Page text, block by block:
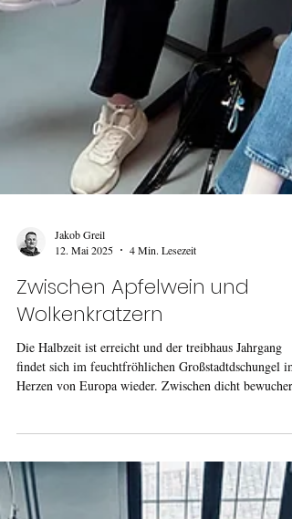
Jakob Greil
Zwischen Apfelwein und
Wolkenkratzern
Die Halbzeit ist erreicht und der treibhaus Jahrgang
findet sich im feuchtfröhlichen Großstadtdschungel im
Apfelweinkneipen und hochmodernen Wolkenkratzern
Workshops und Inhalte. Man munkelt, dem einen oder
anderen ist sogar eine Energiesparlampe aufgegangen?